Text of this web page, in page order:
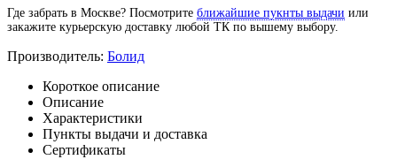
Где забрать в Москве? Посмотрите ближайшие пукнты выдачи или
закажите курьерскую доставку любой ТК по вышему выбору.
Производитель: Болид
Короткое описание
Описание
Характеристики
Пункты выдачи и доставка
Сертификаты